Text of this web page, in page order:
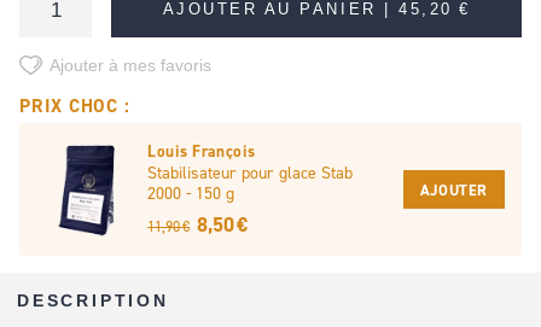
AJOUTER AU PANIER |45,20 €
Ajouter à mes favoris
PRIX CHOC :
Louis François
Stabilisateur pour glace Stab
2000 - 150 g
11,90 € 8,50 €
AJOUTER
DESCRIPTION